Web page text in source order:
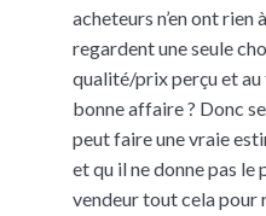
acheteurs n’en ont rien
regardent une seule
qualité/prix perçu et
bonne affaire ? Donc
peut faire une vraie
et qu il ne donne pas le
vendeur tout cela pour